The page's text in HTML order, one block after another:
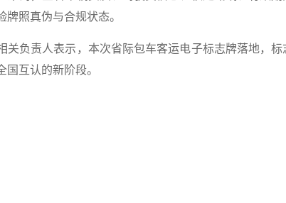
牌照真伪与合规状态。
负责人表示，本次省际包车客运电子标志牌落地，标
国互认的新阶段。